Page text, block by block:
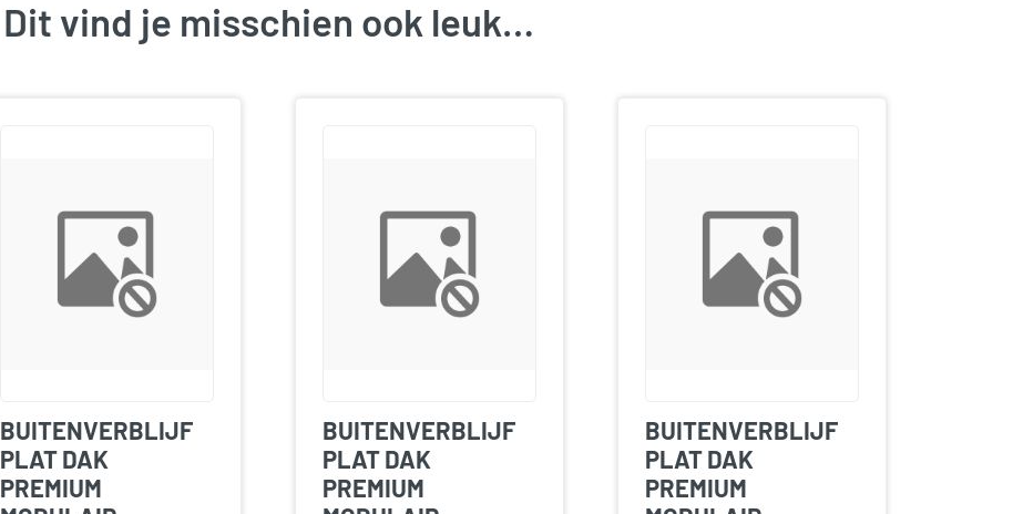
Dit vind je misschien ook leuk…
BUITENVERBLIJF
PLAT DAK
PREMIUM
BUITENVERBLIJF
PLAT DAK
PREMIUM
BUITENVERBLIJF
PLAT DAK
PREMIUM